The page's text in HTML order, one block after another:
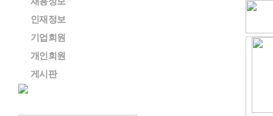
인재정보
기업회원
개인회원
게시판